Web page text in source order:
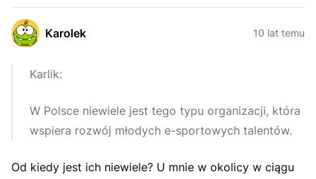
Karolek 10 lat temu
Karlik:
W Polsce niewiele jest tego typu organizacji, która
wspiera rozwój młodych e-sportowych talentów.
Od kiedy jest ich niewiele? U mnie w okolicy w ciągu